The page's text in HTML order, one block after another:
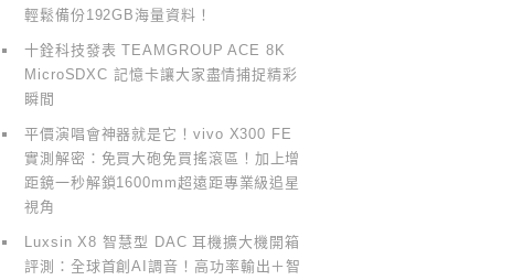
輕鬆備份192GB海量資料！
十銓科技發表 TEAMGROUP ACE 8K
MicroSDXC 記憶卡讓大家盡情捕捉精彩
瞬間
平價演唱會神器就是它！vivo X300 FE
實測解密：免買大砲免買搖滾區！加上增
距鏡一秒解鎖1600mm超遠距專業級追星
視角
Luxsin X8 智慧型 DAC 耳機擴大機開箱
評測：全球首創AI調音！高功率輸出＋智